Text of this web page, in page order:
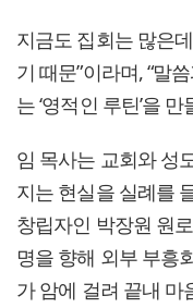
지금도 집회는 많은
기 때문”이라며, “말
는 ‘영적인 루틴’을
임 목사는 교회와 성
지는 현실을 실례를
창립자인 박장원 원
명을 향해 외부 부흥
가 암에 걸려 끝내 마